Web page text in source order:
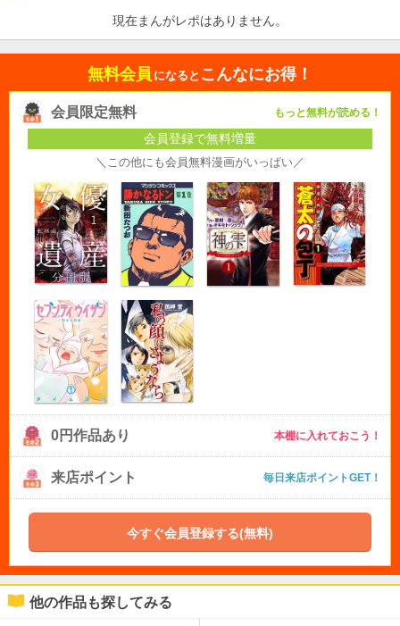
現在まんがレポはありません。
無料会員 になると こんなにお得！
会員限定無料 もっと無料が読める！
会員登録で無料増量
＼この他にも会員無料漫画がいっぱい／
0円作品あり 本棚に入れておこう！
来店ポイント 毎日来店ポイントGET！
今すぐ会員登録する(無料)
他の作品も探してみる